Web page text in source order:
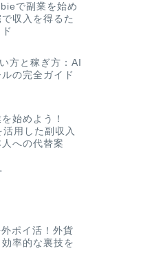
で副業を始め
収入を得るた
方と稼ぎ方：AI
の完全ガイド
始めよう！
用した副収入
への代替案
ポイ活！外貨
率的な裏技を